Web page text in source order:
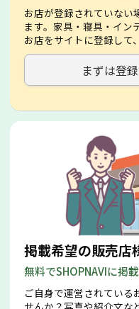
お店が登録されていない
ます。家具・寝具・イン
お店をサイトに登録して
まずは登
掲載希望の販売店
無料でSHOPNAVIに掲
ご自身で運営されている